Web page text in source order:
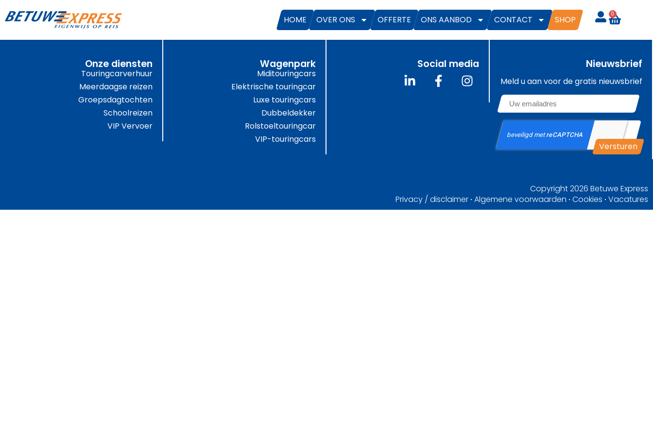
HOME OVER ONS OFFERTE ONS AANBOD CONTACT SHOP
0
Onze diensten
Touringcarverhuur
Meerdaagse reizen
Groepsdagtochten
Schoolreizen
VIP Vervoer
Wagenpark
Miditouringcars
Elektrische touringcar
Luxe touringcars
Dubbeldekker
Rolstoeltouringcar
VIP-touringcars
Social media Nieuwsbrief
Meld u aan voor de gratis nieuwsbrief
Email
*
CAPTCHA
Copyright 2026 Betuwe Express
Privacy / disclaimer Algemene voorwaarden Cookies Vacatures